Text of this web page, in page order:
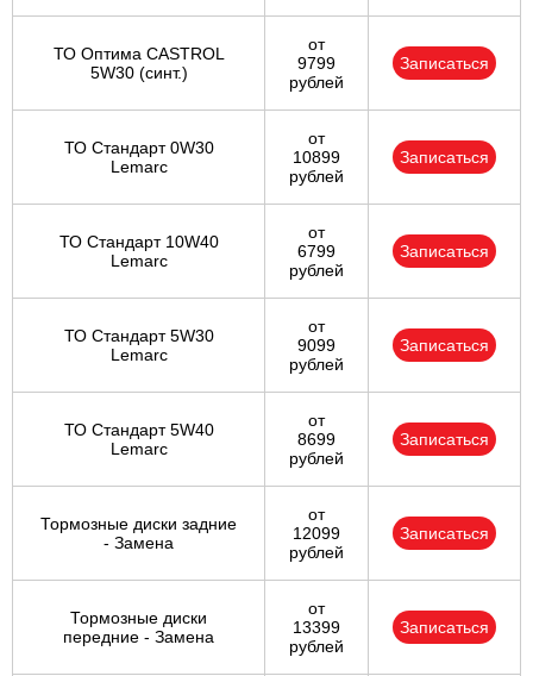
ТО Оптима CASTROL
5W30 (синт.)
от
9799
рублей
Записаться
ТО Стандарт 0W30
Lemarc
от
10899
рублей
Записаться
ТО Стандарт 10W40
Lemarc
от
6799
рублей
Записаться
ТО Стандарт 5W30
Lemarc
от
9099
рублей
Записаться
ТО Стандарт 5W40
Lemarc
от
8699
рублей
Записаться
Тормозные диски задние
- Замена
от
12099
рублей
Записаться
Тормозные диски
передние - Замена
от
13399
рублей
Записаться